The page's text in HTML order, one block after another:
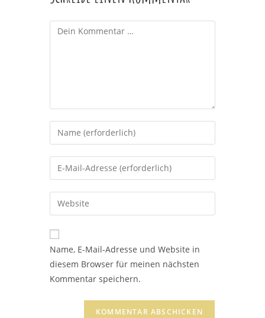
Kommentar
Gib
deinen
Namen
oder
zum
Kommentieren
ein
Gib
deine
E-
Mail-
zum
Kommentieren
ein
Gib
deine
Website-
URL
Name, E-Mail-Adresse und Website in
diesem Browser für meinen nächsten
Kommentar speichern.